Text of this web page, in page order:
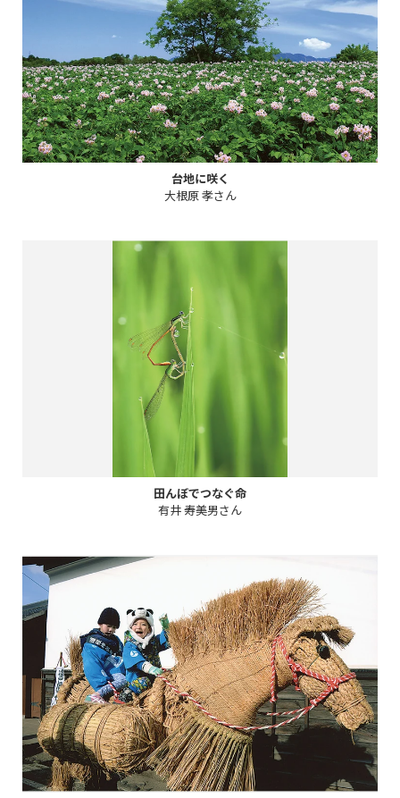
台地に咲く
大根原 孝さん
田んぼでつなぐ命
有井 寿美男さん